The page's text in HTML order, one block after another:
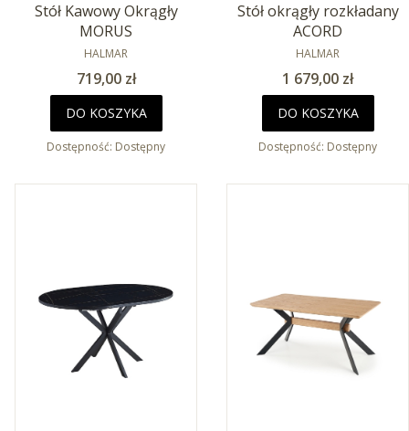
Stół Kawowy Okrągły
MORUS
PRODUCENT
HALMAR
Cena
719,00 zł
DO KOSZYKA
Dostępność: Dostępny
Stół okrągły rozkładany
ACORD
PRODUCENT
HALMAR
Cena
1 679,00 zł
DO KOSZYKA
Dostępność: Dostępny